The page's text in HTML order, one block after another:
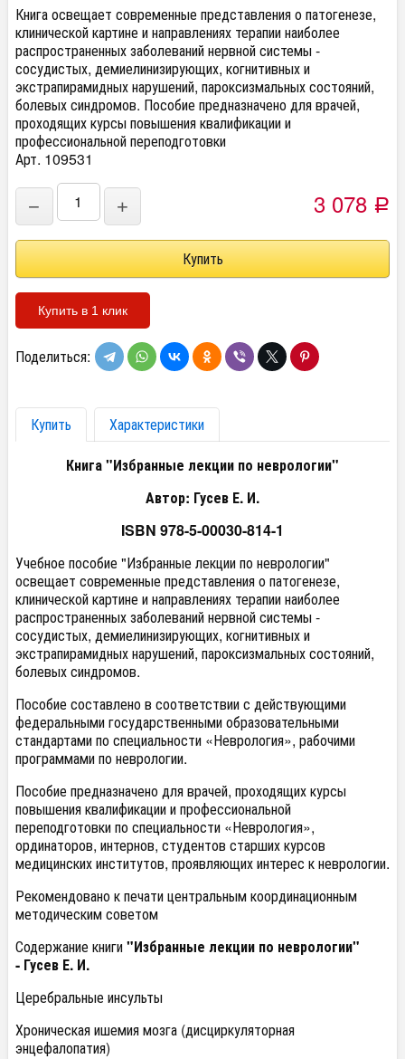
Книга освещает современные представления о патогенезе,
клинической картине и направлениях терапии наиболее
распространенных заболеваний нервной системы -
сосудистых, демиелинизирующих, когнитивных и
экстрапирамидных нарушений, пароксизмальных состояний,
болевых синдромов. Пособие предназначено для врачей,
проходящих курсы повышения квалификации и
профессиональной переподготовки
Арт. 109531
− + 3 078 Р
Купить в 1 клик
Поделиться:
Купить
Характеристики
Книга "Избранные лекции по неврологии"
Автор: Гусев Е. И.
ISBN 978-5-00030-814-1
Учебное пособие "Избранные лекции по неврологии"
освещает современные представления о патогенезе,
клинической картине и направлениях терапии наиболее
распространенных заболеваний нервной системы -
сосудистых, демиелинизирующих, когнитивных и
экстрапирамидных нарушений, пароксизмальных состояний,
болевых синдромов.
Пособие составлено в соответствии с действующими
федеральными государственными образовательными
стандартами по специальности «Неврология», рабочими
программами по неврологии.
Пособие предназначено для врачей, проходящих курсы
повышения квалификации и профессиональной
переподготовки по специальности «Неврология»,
ординаторов, интернов, студентов старших курсов
медицинских институтов, проявляющих интерес к неврологии.
Рекомендовано к печати центральным координационным
методическим советом
Содержание книги"Избранные лекции по неврологии"
- Гусев Е. И.
Церебральные инсульты
Хроническая ишемия мозга (дисциркуляторная
энцефалопатия)